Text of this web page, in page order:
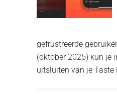
gefrustreerde
(oktober 2025) kun je
uitsluiten van je